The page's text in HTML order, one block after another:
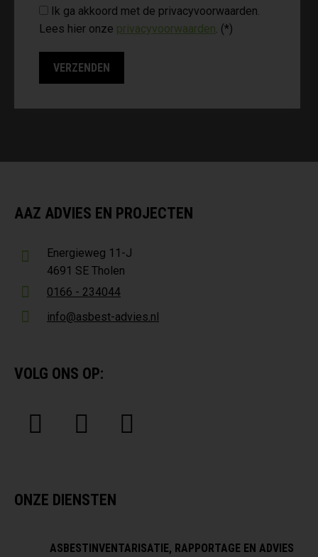
Ik ga akkoord met de privacyvoorwaarden.
Lees hier onze privacyvoorwaarden. (*)
AAZ ADVIES EN PROJECTEN
Energieweg 11-J
4691 SE Tholen
0166 - 234044
info@asbest-advies.nl
VOLG ONS OP:
ONZE DIENSTEN
ASBESTINVENTARISATIE, RAPPORTAGE EN ADVIES